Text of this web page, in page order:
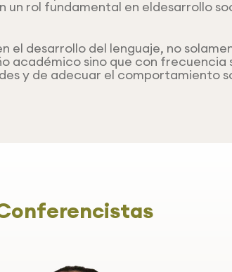
un rol fundamental en eldesarrollo
el desarrollo del lenguaje, no
académico sino que con
y de adecuar el comportamiento